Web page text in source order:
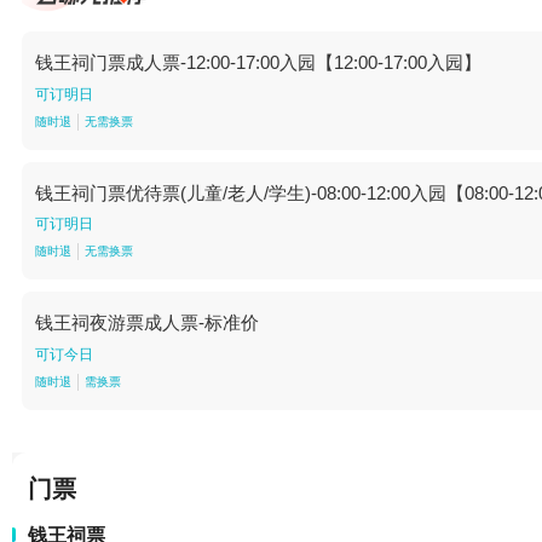
钱王祠门票成人票-12:00-17:00入园【12:00-17:00入园】
可订明日
随时退 无需换票
钱王祠门票优待票(儿童/老人/学生)-08:00-12:00入园【08:00-
可订明日
随时退 无需换票
钱王祠夜游票成人票-标准价
可订今日
随时退 需换票
门票
钱王祠票